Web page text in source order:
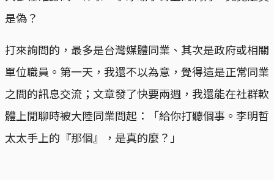
是偽？
打來詢問的，最多是台灣媒體同業、其次是政府或相關
單位職員。第一天，我還不以為意，覺得這是正常同業
之間的訊息交流；文章發了快要兩週，我還能在社群軟
體上閒聊時被大陸同業問起：「給你打聽個事。李明哲
太太手上的『那個』，是真的麼？」